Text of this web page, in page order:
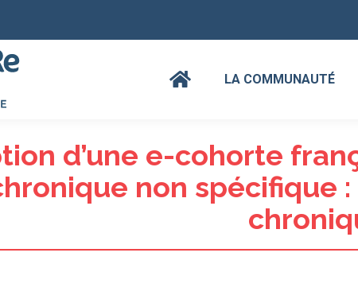
LA COMMUNAUTÉ
d’une e-cohorte
non spécifique